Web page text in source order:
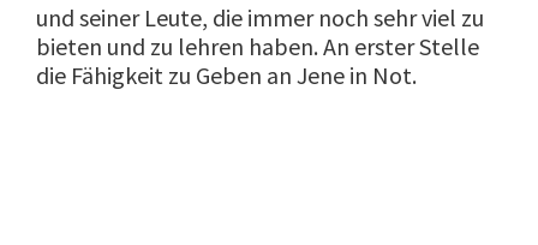
und seiner Leute, die immer noch sehr viel zu
bieten und zu lehren haben. An erster Stelle
die Fähigkeit zu Geben an Jene in Not.